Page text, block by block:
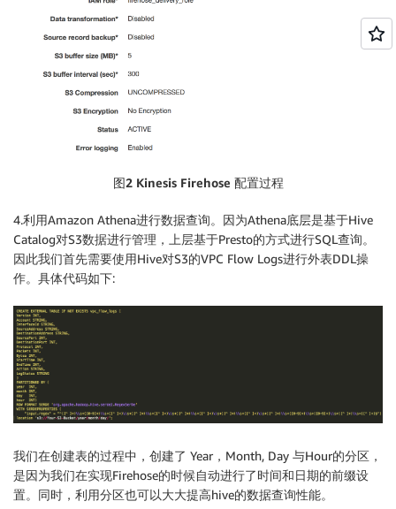
图2 Kinesis Firehose 配置过程
4.利用Amazon Athena进行数据查询。因为Athena底层是基于Hive
Catalog对S3数据进行管理，上层基于Presto的方式进行SQL查询。
因此我们首先需要使用Hive对S3的VPC Flow Logs进行外表DDL操
作。具体代码如下:
我们在创建表的过程中，创建了 Year，Month, Day 与Hour的分区，
是因为我们在实现Firehose的时候自动进行了时间和日期的前缀设
置。同时，利用分区也可以大大提高hive的数据查询性能。